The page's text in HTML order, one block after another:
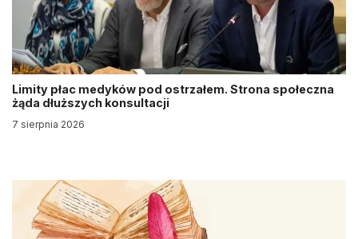
Limity płac medyków pod ostrzałem. Strona społeczna
żąda dłuższych konsultacji
7 sierpnia 2026